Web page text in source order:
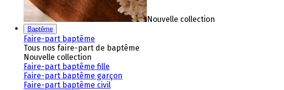
Nouvelle collection
Baptême
Faire-part baptême
Tous nos faire-part de baptême
Nouvelle collection
Faire-part baptême fille
Faire-part baptême garçon
Faire-part baptême civil